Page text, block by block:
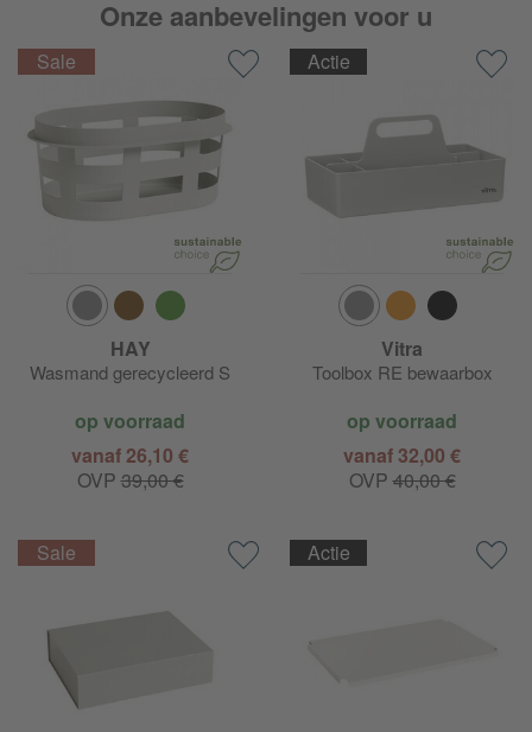
Onze aanbevelingen voor u
HAY
Wasmand gerecycleerd S
op voorraad
vanaf 26,10 €
OVP39,00 €
Actie
Vitra
Toolbox RE bewaarbox
op voorraad
vanaf 32,00 €
OVP40,00 €
Actie